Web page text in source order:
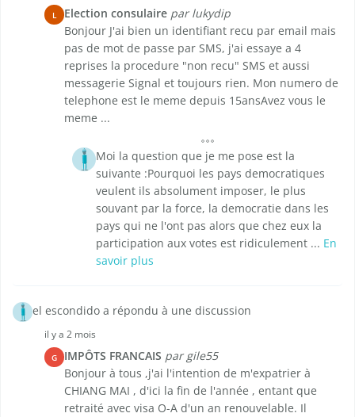
L Election consulaire par lukydip
Bonjour J'ai bien un identifiant recu par email mais
pas de mot de passe par SMS, j'ai essaye a 4
reprises la procedure "non recu" SMS et aussi
messagerie Signal et toujours rien. Mon numero de
telephone est le meme depuis 15ansAvez vous le
meme ...
Moi la question que je me pose est la
suivante :Pourquoi les pays democratiques
veulent ils absolument imposer, le plus
souvant par la force, la democratie dans les
pays qui ne l'ont pas alors que chez eux la
participation aux votes est ridiculement ... En
savoir plus
el escondido a répondu à une discussion
il y a 2 mois
G IMPÔTS FRANCAIS par gile55
Bonjour à tous ,j'ai l'intention de m'expatrier à
CHIANG MAI , d'ici la fin de l'année , entant que
retraité avec visa O-A d'un an renouvelable. Il